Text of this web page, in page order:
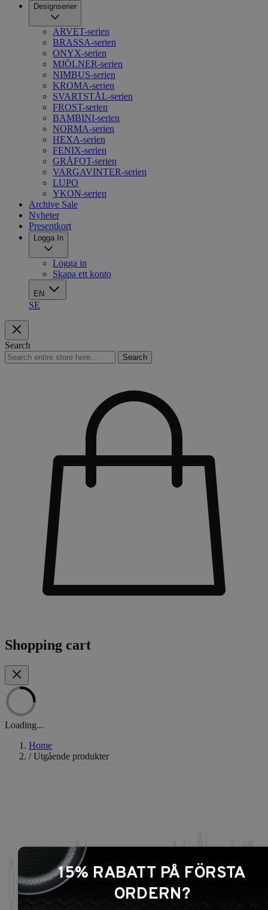
Designserier
ARVET-serien
BRASSA-serien
ONYX-serien
MJÖLNER-serien
NIMBUS-serien
KROMA-serien
SVARTSTÅL-serien
FROST-serien
BAMBINI-serien
NORMA-serien
HEXA-serien
FENIX-serien
GRÅFOT-serien
VARGAVINTER-serien
LUPO
YKON-serien
Archive Sale
Nyheter
Presentkort
Logga In
Logga in
Skapa ett konto
EN
SE
Search
Search
Shopping cart
Loading...
Home
/ Utgående produkter
15% RABATT PÅ FÖRSTA
ORDERN?